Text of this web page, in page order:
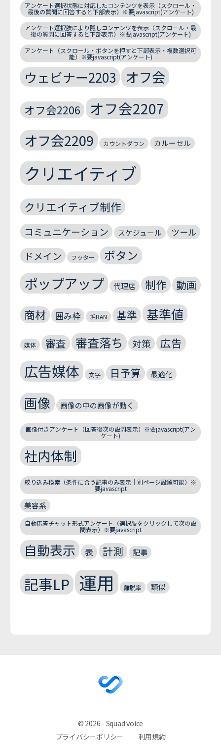
アンケート選択状態に対応したコンテンツを表示（スクロール・
最後の質問に回答すると下部表示）※要javascript(アンケート)
アンケート選択肢により隠しコンテンツを表示（スクロール・最
後の質問に回答すると下部表示）※要javascript(アンケート)
アンケート（スクロール・ボタンを押すと下部表示・複数選択可
能）※要javascript(アンケート)
ウェビナー2203 オフ会
オフ会2206 オフ会2207
オフ会2209 カウントダウン カルーセル
クリエイティブ
クリエイティブ制作
コミュニケーション スケジュール ツール
ドメイン フッター ボタン
ポップアップ 代理店 制作 動画
商材 囲み枠 垢BAN 基準 基準値
媒体 審査 審査落ち 対策 広告
広告媒体 文字 日予算 最適化
画像 画像の中の画像が動く
画像付きアンケート（回答後次の設問表示）※要javascript(アン
ケート)
社内体制
絞り込み検索（条件に合う記事のみ表示｜別ページ設置可能）※
要javascript
美容系
自動応答チャット形式アンケート（選択肢をクリックして次の設
問表示）※要javascript
自動表示 表 計測 記事
記事LP 運用 離脱率 類似
© 2026 - Squad voice
プライバシーポリシー
利用規約